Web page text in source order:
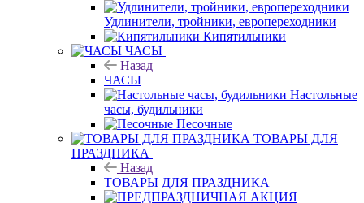
Удлинители, тройники, европереходники
Кипятильники
ЧАСЫ
Назад
ЧАСЫ
Настольные
часы, будильники
Песочные
ТОВАРЫ ДЛЯ
ПРАЗДНИКА
Назад
ТОВАРЫ ДЛЯ ПРАЗДНИКА